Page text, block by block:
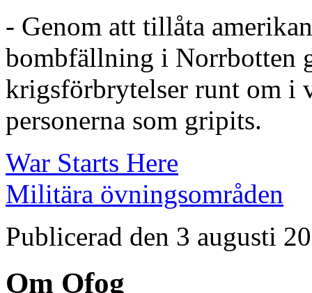
- Genom att tillåta
bombfällning i Norrbotten
krigsförbrytelser runt om i
personerna som gripits.
War Starts Here
Militära övningsområden
Publicerad den 3 augusti
Om Ofog